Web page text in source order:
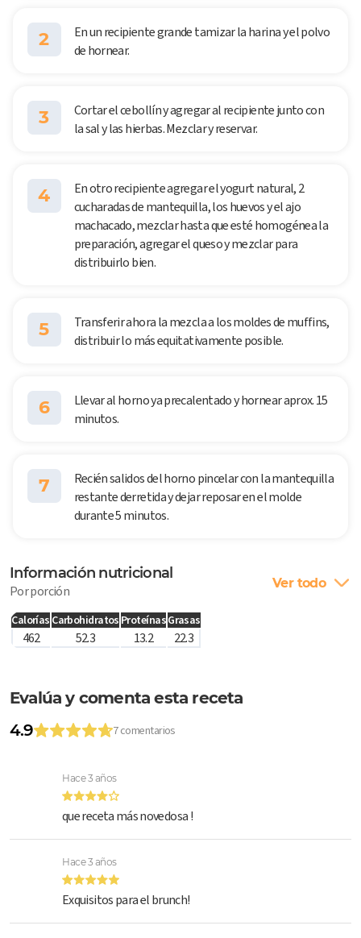
2
En un recipiente grande tamizar la harina y el polvo
de hornear.
3
Cortar el cebollín y agregar al recipiente junto con
la sal y las hierbas. Mezclar y reservar.
4
En otro recipiente agregar el yogurt natural, 2
cucharadas de mantequilla, los huevos y el ajo
machacado, mezclar hasta que esté homogénea la
preparación, agregar el queso y mezclar para
distribuirlo bien.
5
Transferir ahora la mezcla a los moldes de muffins,
distribuir lo más equitativamente posible.
6
Llevar al horno ya precalentado y hornear aprox. 15
minutos.
7
Recién salidos del horno pincelar con la mantequilla
restante derretida y dejar reposar en el molde
durante 5 minutos.
Información nutricional
Por porción Ver todo
Calorías Carbohidratos ProteínasGrasas
462 52.3 13.2 22.3
Evalúa y comenta esta receta
4.9
7 comentarios
Hace 3 años
que receta más novedosa !
Hace 3 años
Exquisitos para el brunch!